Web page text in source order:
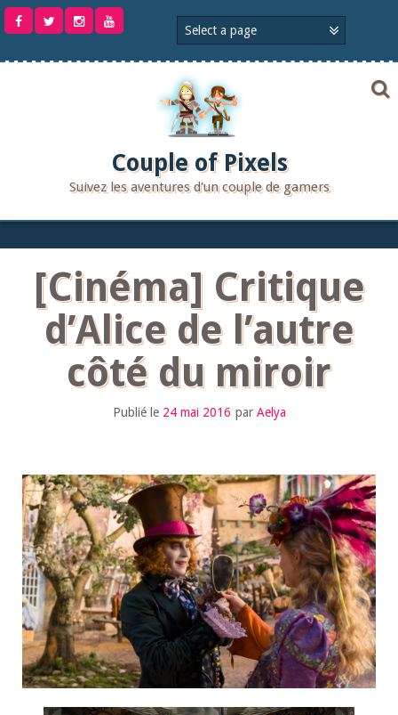
Aller
Couple of Pixels
Suivez les aventures d'un couple de gamers
[Cinéma] Critique
d’Alice de l’autre
côté du miroir
Publié le 24 mai 2016 par Aelya